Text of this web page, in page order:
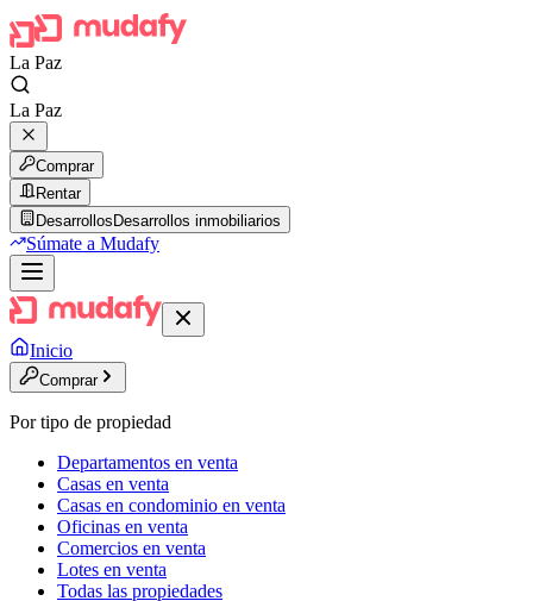
La Paz
La Paz
Comprar
Rentar
Desarrollos Desarrollos inmobiliarios
Súmate a Mudafy
Inicio
Comprar
Por tipo de propiedad
Departamentos en venta
Casas en venta
Casas en condominio en venta
Oficinas en venta
Comercios en venta
Lotes en venta
Todas las propiedades